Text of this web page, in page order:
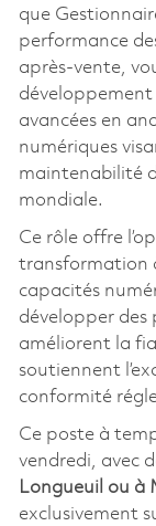
que
performance
après-vente,
avancées en
numériques
maintenabilité
mondiale.
Ce rôle offre
transformation
capacités
développer des
améliorent la
soutiennent
conformité
Ce poste à
vendredi, avec
Longueuil ou à
exclusivement